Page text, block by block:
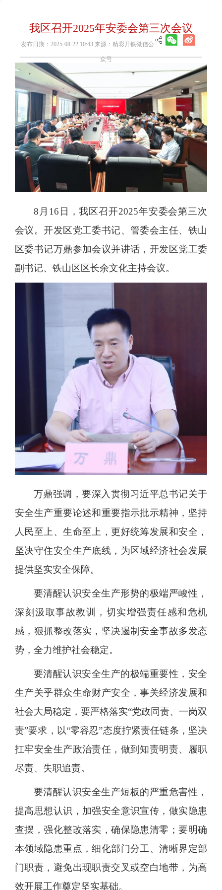
我区召开2025年安委会第三次会议
发布日期：2025-08-22 10:43 来源：精彩开铁微信公
众号
8月16日，我区召开2025年安委会第三次
会议。开发区党工委书记、管委会主任、铁山
区委书记万鼎参加会议并讲话，开发区党工委
副书记、铁山区区长余文化主持会议。
万鼎强调，要深入贯彻习近平总书记关于
安全生产重要论述和重要指示批示精神，坚持
人民至上、生命至上，更好统筹发展和安全，
坚决守住安全生产底线，为区域经济社会发展
提供坚实安全保障。
要清醒认识安全生产形势的极端严峻性，
深刻汲取事故教训，切实增强责任感和危机
感，狠抓整改落实，坚决遏制安全事故多发态
势，全力维护社会稳定。
要清醒认识安全生产的极端重要性，安全
生产关乎群众生命财产安全，事关经济发展和
社会大局稳定，要严格落实“党政同责、一岗双
责”要求，以“零容忍”态度拧紧责任链条，坚决
扛牢安全生产政治责任，做到知责明责、履职
尽责、失职追责。
要清醒认识安全生产短板的严重危害性，
提高思想认识，加强安全意识宣传，做实隐患
查摆，强化整改落实，确保隐患清零；要明确
本领域隐患重点，细化部门分工、清晰界定部
门职责，避免出现职责交叉或空白地带，为高
效开展工作奠定坚实基础。